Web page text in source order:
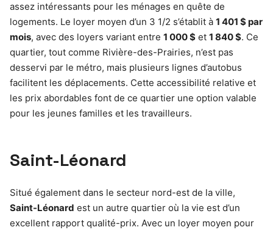
assez intéressants pour les ménages en quête de
logements. Le loyer moyen d’un 3 1/2 s’établit à 1 401 $ par
mois, avec des loyers variant entre 1 000 $ et 1 840 $. Ce
quartier, tout comme Rivière-des-Prairies, n’est pas
desservi par le métro, mais plusieurs lignes d’autobus
facilitent les déplacements. Cette accessibilité relative et
les prix abordables font de ce quartier une option valable
pour les jeunes familles et les travailleurs.
Saint-Léonard
Situé également dans le secteur nord-est de la ville,
Saint-Léonard est un autre quartier où la vie est d’un
excellent rapport qualité-prix. Avec un loyer moyen pour